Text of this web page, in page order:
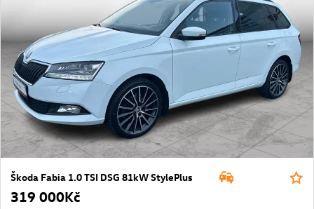
Škoda Fabia 1.0 TSI DSG 81kW StylePlus
319 000Kč